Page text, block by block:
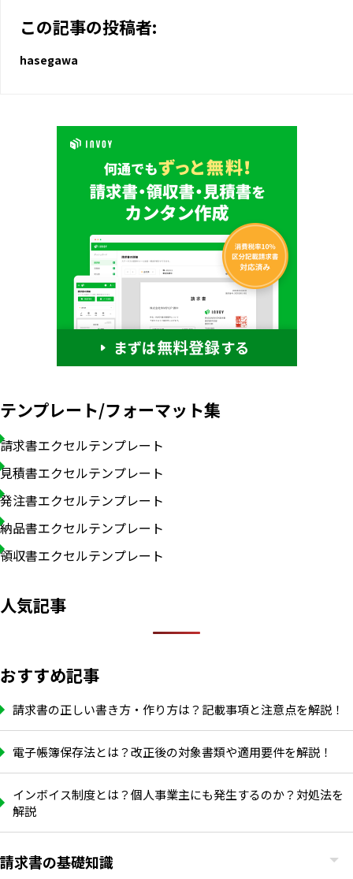
この記事の投稿者:
hasegawa
テンプレート/フォーマット集
請求書エクセルテンプレート
見積書エクセルテンプレート
発注書エクセルテンプレート
納品書エクセルテンプレート
領収書エクセルテンプレート
人気記事
おすすめ記事
請求書の正しい書き方・作り方は？記載事項と注意点を解説！
電子帳簿保存法とは？改正後の対象書類や適用要件を解説！
インボイス制度とは？個人事業主にも発生するのか？対処法を
解説
請求書の基礎知識